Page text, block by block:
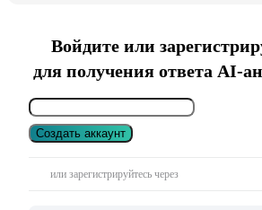
Войдите или
для получения ответа AI-
Создать аккаунт
или зарегистрируйтесь через